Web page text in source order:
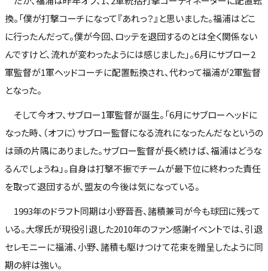
換。「僕が打撃コーチになって『あれっ？』と思いました。福浦はどこ
に行ったんだって。僕が今回、ロッテを退団するのとは全く関係ない
んですけど、流れが変わったようには感じました」。6月にサブロー2
軍監督が1軍ヘッドコーチに配置転換され、代わって福浦が2軍監督
となった。
そして今オフ、サブロー1軍監督が誕生。「6月にサブローヘッドに
なった時、（オフに）サブロー監督になる流れになったんだなというの
は頭の片隅にありました。サブロー監督が長く続けば、福浦はどうな
るんでしょうね」。自身は打撃不振でチームが最下位に終わった責任
を取って退団するが、盟友の今後は気になっている。
1993年のドラフト同期は小野晋吾、諸積兼司が今も球団に残って
いる。大塚氏が現役引退した2010年のファン感謝イベントでは、引退
セレモニーに福浦、小野、諸積も駆けつけて花束を贈呈したように同
期の絆は強い。